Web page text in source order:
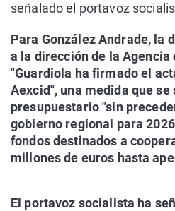
señalado el portavoz
Para González Andrade, la
a la dirección de la Agencia
"Guardiola ha firmado el
Aexcid", una medida que
presupuestario "sin
gobierno regional para
fondos destinados a
millones de euros hasta
El portavoz socialista ha